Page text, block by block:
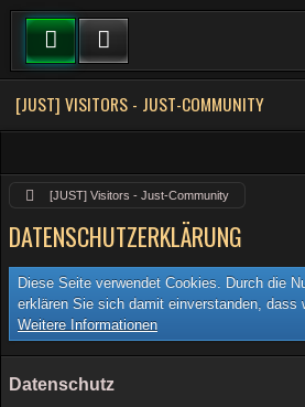
[JUST] VISITORS - JUST-COMMUNITY
[JUST] Visitors - Just-Community
DATENSCHUTZERKLÄRUNG
Diese Seite verwendet Cookies. Durch die
erklären Sie sich damit einverstanden, dass
Weitere Informationen
Datenschutz